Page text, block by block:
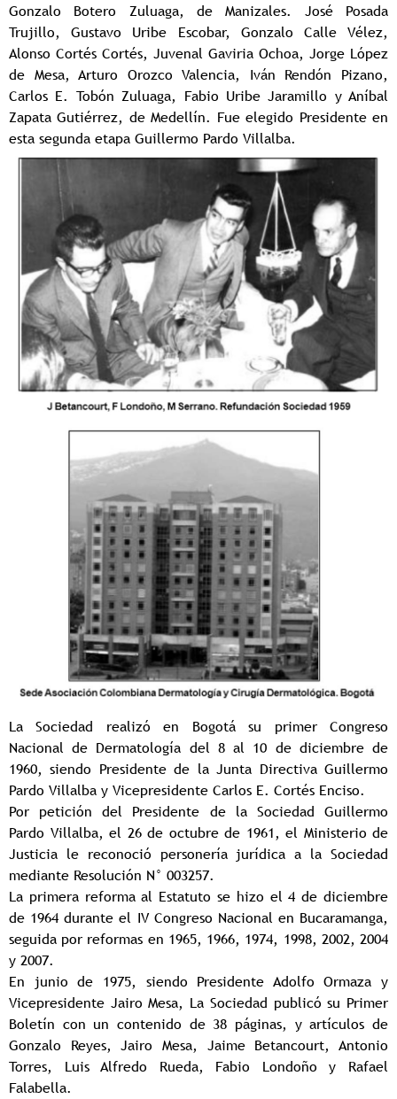
Gonzalo Botero Zuluaga, de Manizales. José Posada
Trujillo, Gustavo Uribe Escobar, Gonzalo Calle Vélez,
Alonso Cortés Cortés, Juvenal Gaviria Ochoa, Jorge López
de Mesa, Arturo Orozco Valencia, Iván Rendón Pizano,
Carlos E. Tobón Zuluaga, Fabio Uribe Jaramillo y Aníbal
Zapata Gutiérrez, de Medellín. Fue elegido Presidente en
esta segunda etapa Guillermo Pardo Villalba.
La Sociedad realizó en Bogotá su primer Congreso
Nacional de Dermatología del 8 al 10 de diciembre de
1960, siendo Presidente de la Junta Directiva Guillermo
Pardo Villalba y Vicepresidente Carlos E. Cortés Enciso.
Por petición del Presidente de la Sociedad Guillermo
Pardo Villalba, el 26 de octubre de 1961, el Ministerio de
Justicia le reconoció personería jurídica a la Sociedad
mediante Resolución N° 003257.
La primera reforma al Estatuto se hizo el 4 de diciembre
de 1964 durante el IV Congreso Nacional en Bucaramanga,
seguida por reformas en 1965, 1966, 1974, 1998, 2002, 2004
y 2007.
En junio de 1975, siendo Presidente Adolfo Ormaza y
Vicepresidente Jairo Mesa, La Sociedad publicó su Primer
Boletín con un contenido de 38 páginas, y artículos de
Gonzalo Reyes, Jairo Mesa, Jaime Betancourt, Antonio
Torres, Luis Alfredo Rueda, Fabio Londoño y Rafael
Falabella.